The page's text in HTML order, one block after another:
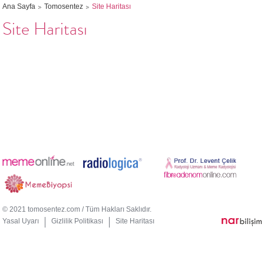
Ana Sayfa Tomosentez Site Haritası
Site Haritası
© 2021 tomosentez.com / Tüm Hakları Saklıdır.
Yasal Uyarı
Gizlilik Politikası Site Haritası